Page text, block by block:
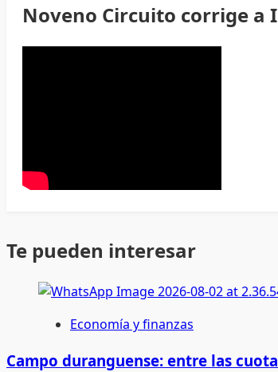
Noveno Circuito corrige a
Te pueden interesar
Economía y finanzas
Campo duranguense: entre las